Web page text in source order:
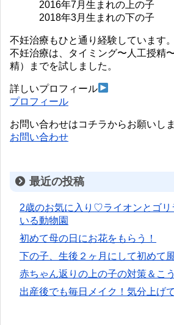
2016年7月生まれの上の子
2018年3月生まれの下の子
不妊治療もひと通り経験しています。
不妊治療は、タイミング〜人工授精
精）までを試しました。
詳しいプロフィール
プロフィール
お問い合わせはコチラからお願いし
お問い合わせ
最近の投稿
2歳のお気に入り♡ライオンとゴリ
いる動物園
初めて母の日にお花をもらう！
下の子、生後２ヶ月にして初めて
赤ちゃん返りの上の子の対策＆こ
出産後でも毎日メイク！気分上げ